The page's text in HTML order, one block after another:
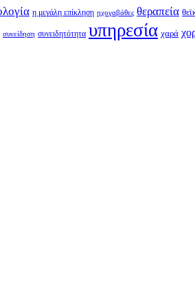
η μεγάλη επίκληση ηχογαβάθες θεραπεία
συνείδηση συνειδητότητα υπηρεσία χαρά